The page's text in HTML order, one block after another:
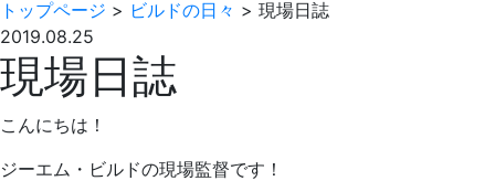
トップページ > ビルドの日々 > 現場日誌
2019.08.25
現場日誌
こんにちは！
ジーエム・ビルドの現場監督です！